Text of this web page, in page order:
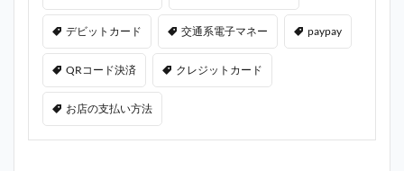
デビットカード 交通系電子マネー paypay
QRコード決済 クレジットカード
お店の支払い方法